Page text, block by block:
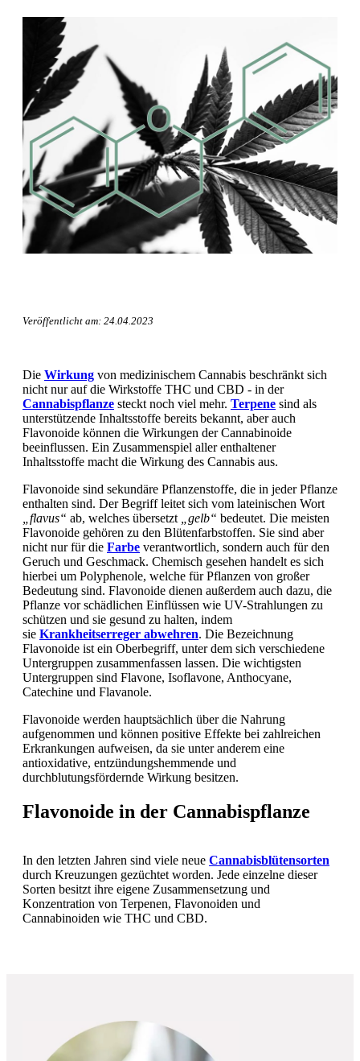
Veröffentlicht am: 24.04.2023
Die Wirkung von medizinischem Cannabis beschränkt sich
nicht nur auf die Wirkstoffe THC und CBD - in der
Cannabispflanze steckt noch viel mehr. Terpene sind als
unterstützende Inhaltsstoffe bereits bekannt, aber auch
Flavonoide können die Wirkungen der Cannabinoide
beeinflussen. Ein Zusammenspiel aller enthaltener
Inhaltsstoffe macht die Wirkung des Cannabis aus.
Flavonoide sind sekundäre Pflanzenstoffe, die in jeder Pflanze
enthalten sind. Der Begriff leitet sich vom lateinischen Wort
„flavus“ ab, welches übersetzt „gelb“ bedeutet. Die meisten
Flavonoide gehören zu den Blütenfarbstoffen. Sie sind aber
nicht nur für die Farbe verantwortlich, sondern auch für den
Geruch und Geschmack. Chemisch gesehen handelt es sich
hierbei um Polyphenole, welche für Pflanzen von großer
Bedeutung sind. Flavonoide dienen außerdem auch dazu, die
Pflanze vor schädlichen Einflüssen wie UV-Strahlungen zu
schützen und sie gesund zu halten, indem
sie Krankheitserreger abwehren. Die Bezeichnung
Flavonoide ist ein Oberbegriff, unter dem sich verschiedene
Untergruppen zusammenfassen lassen. Die wichtigsten
Untergruppen sind Flavone, Isoflavone, Anthocyane,
Catechine und Flavanole.
Flavonoide werden hauptsächlich über die Nahrung
aufgenommen und können positive Effekte bei zahlreichen
Erkrankungen aufweisen, da sie unter anderem eine
antioxidative, entzündungshemmende und
durchblutungsfördernde Wirkung besitzen.
Flavonoide in der Cannabispflanze
In den letzten Jahren sind viele neue Cannabisblütensorten
durch Kreuzungen gezüchtet worden. Jede einzelne dieser
Sorten besitzt ihre eigene Zusammensetzung und
Konzentration von Terpenen, Flavonoiden und
Cannabinoiden wie THC und CBD.